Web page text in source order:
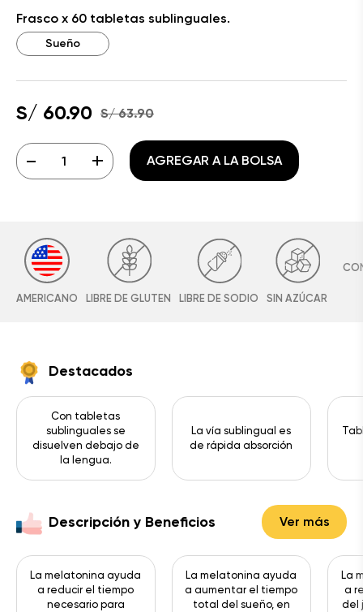
Frasco x 60 tabletas sublinguales.
Sueño
S/ 60.90 S/ 63.90
- + AGREGAR A LA BOLSA
AMERICANO LIBRE DE GLUTEN LIBRE DE SODIO SIN AZÚCAR
Destacados
Con tabletas
sublinguales se
disuelven debajo de
la lengua.
La vía sublingual es
de rápida absorción
Descripción y Beneficios Ver más
La melatonina ayuda
a reducir el tiempo
necesario para
La melatonina ayuda
a aumentar el tiempo
total del sueño, en
La
a
del